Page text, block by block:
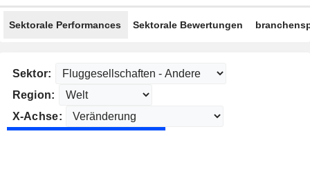
Sektorale Performances Sektorale Bewertungen
Sektor:
Region:
X-Achse: